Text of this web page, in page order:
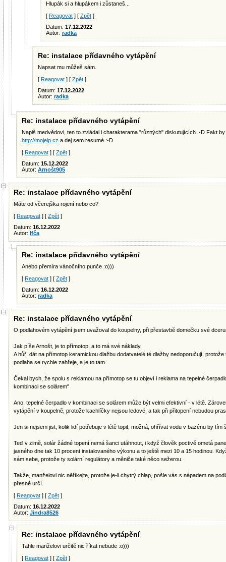
Hlupák si a hlupákem i zůstaneš...
[ Reagovat ] [ Zpět ]
Datum: 17.12.2022
Autor: radka
Re: instalace přídavného vytápění
Napsat mu můžeš sám.
[ Reagovat ] [ Zpět ]
Datum: 17.12.2022
Autor: radka
Re: instalace přídavného vytápění
Napiš medvědovi, ten to zvládal i charakterama "různých" diskutujících :-D Fakt
http://mojeip.cz a dej sem resumé :-D
[ Reagovat ] [ Zpět ]
Datum: 15.12.2022
Autor: Arnošt905
Re: instalace přídavného vytápění
Máte od včerejška rojení nebo co?
[ Reagovat ] [ Zpět ]
Datum: 16.12.2022
Autor: Ifča
Re: instalace přídavného vytápění
Anebo přemíra vánočního punče :o)))
[ Reagovat ] [ Zpět ]
Datum: 16.12.2022
Autor: radka
Re: instalace přídavného vytápění
O podlahovém vytápění jsem uvažoval do koupelny, při přestavbě domečku své
Jak píše Arnošt, je to přímotop, a to má své náklady.
A hůř, dát na přímotop keramickou dlažbu dodatvatelé té dlažby nedoporučují,
podlaha se rychle zahřeje, a je to tam.
Čekal bych, že spolu s reklamou na přímotop se tu objeví i reklama na tepelné
kombinaci se solárem"
Ano, tepelné čerpadlo v kombinaci se solárem může být velmi efektivní - v létě.
vytápění v koupelně, protože kachlíčky nejsou ledové, a tak při přitopení nebudou
Jen si nejsem jist, kolik lidí potřebuje v létě topit, možná, ohřívat vodu v bazénu by tím
Teď v zimě, solár žádné topení nemá šanci utáhnout, i když člověk poctivě ometá
jasného dne tak 10 procent instalovaného výkonu a to ještě mezi 10 a 15 hodinou.
sám sebe, protože ty solární regulátory a měniče také něco sežerou.
Takže, manželovi nic něříkejte, protože je-li chytrý chlap, pošle vás s nápadem na
přesně určí.
[ Reagovat ] [ Zpět ]
Datum: 16.12.2022
Autor: Jindra8526
Re: instalace přídavného vytápění
Tahle manželovi určitě nic říkat nebude :o)))
[ Reagovat ] [ Zpět ]